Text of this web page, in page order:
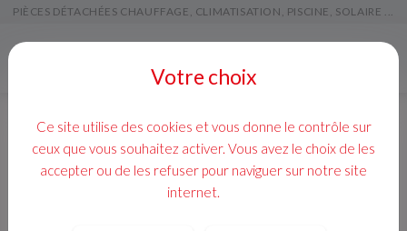
PIÈCES DÉTACHÉES CHAUFFAGE, CLIMATISATION, PISCINE, SOLAIRE ...
Votre choix
Ce site utilise des cookies et vous donne le contrôle sur
ceux que vous souhaitez activer. Vous avez le choix de les
accepter ou de les refuser pour naviguer sur notre site
internet.